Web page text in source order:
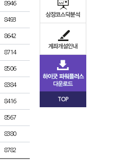
8946
8493
8642
8714
8506
8384
8416
8567
8380
8782
TOP